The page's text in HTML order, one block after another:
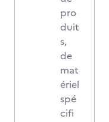
pro
duit
s,
de
mat
ériel
spé
cifi